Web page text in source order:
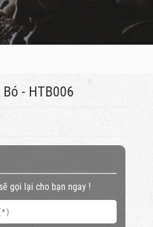
- HTB006
gọi lại cho bạn ngay !